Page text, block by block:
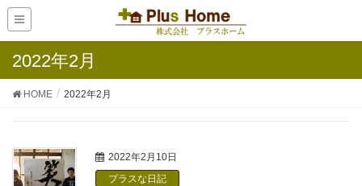
2022年2月
HOME 2022年2月
2022年2月10日
プラスな日記